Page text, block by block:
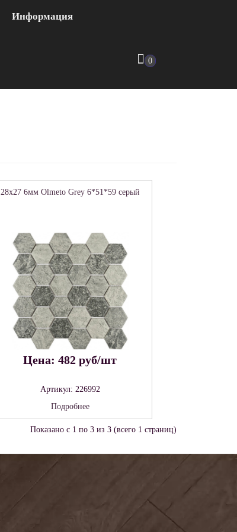
Информация
0
28x27 6мм Olmeto Grey 6*51*59 серый
Цена: 482 руб/шт
Артикул: 226992
Подробнее
Показано с 1 по 3 из 3 (всего 1 страниц)